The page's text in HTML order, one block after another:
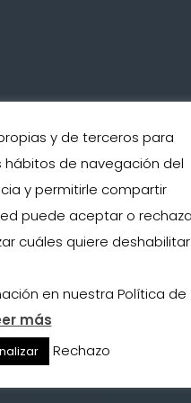
faciales
por
399
y de terceros para
de navegación del
y permitirle compartir
puede aceptar o
cuáles quiere
en nuestra Política de
más
Rechazo